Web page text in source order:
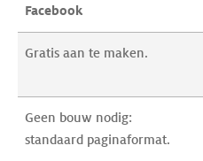
Facebook
Gratis aan te maken.
Geen bouw nodig:
standaard paginaformat.